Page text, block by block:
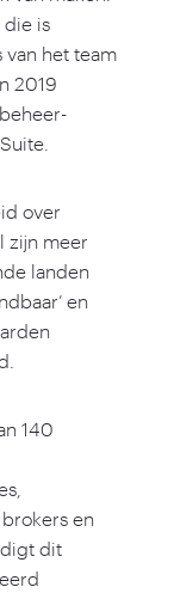
die is
het team
2019
over
zijn meer
landen
en
140
en
dit